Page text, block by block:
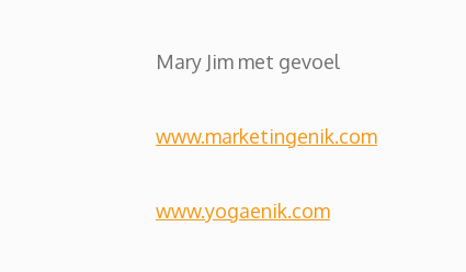
Mary Jim met gevoel
www.marketingenik.com
www.yogaenik.com